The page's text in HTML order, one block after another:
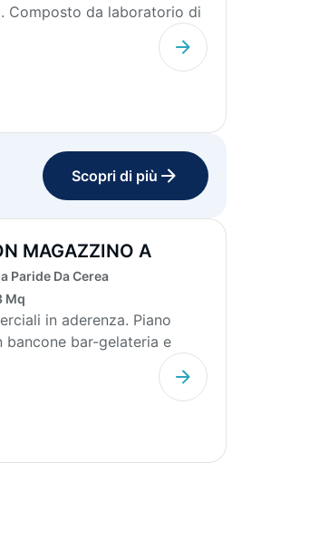
Composto da laboratorio di
Scopri di più
MAGAZZINO A
Paride Da Cerea
Mq
in aderenza. Piano
bancone bar-gelateria e